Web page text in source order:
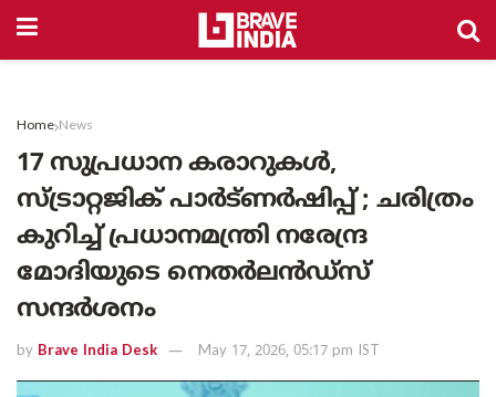
Home News
17 സുപ്രധാന കരാറുകൾ,
സ്ട്രാറ്റജിക് പാർട്ണർഷിപ്പ് ; ചരിത്രം
കുറിച്ച് പ്രധാനമന്ത്രി നരേന്ദ്ര
മോദിയുടെ നെതർലൻഡ്‌സ്
സന്ദർശനം
by Brave India Desk May 17, 2026, 05:17 pm IST